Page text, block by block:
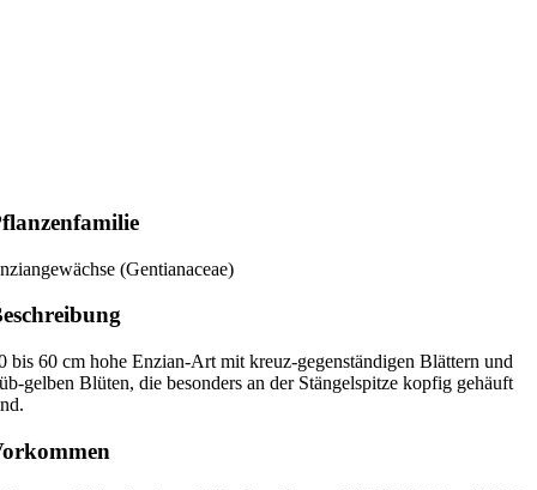
(Gentianaceae)
bis 60 cm hohe Enzian-Art mit kreuz-gegenständigen Blättern und
gelben Blüten, die besonders an der Stängelspitze kopfig gehäuft